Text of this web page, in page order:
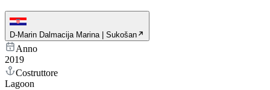
D-Marin Dalmacija Marina | Sukošan
Anno
2019
Costruttore
Lagoon